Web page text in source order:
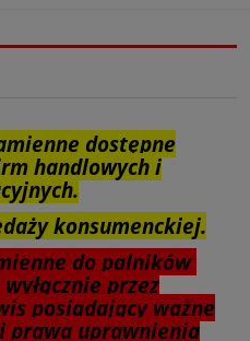
dostępne
handlowych i
konsumenckiej.
do palników
przez
posiadający ważne
prawa uprawnienia